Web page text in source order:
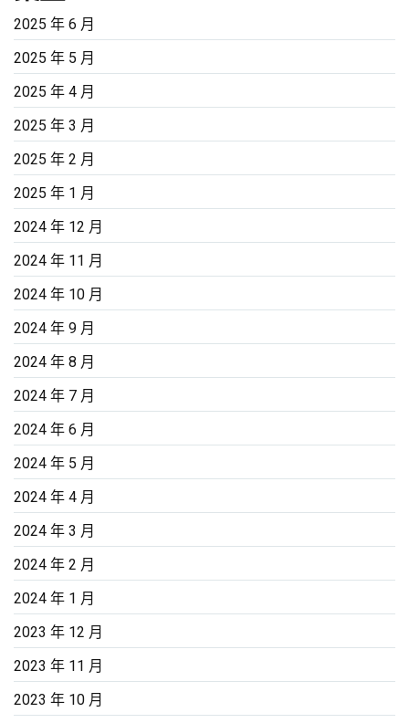
2025 年 6 月
2025 年 5 月
2025 年 4 月
2025 年 3 月
2025 年 2 月
2025 年 1 月
2024 年 12 月
2024 年 11 月
2024 年 10 月
2024 年 9 月
2024 年 8 月
2024 年 7 月
2024 年 6 月
2024 年 5 月
2024 年 4 月
2024 年 3 月
2024 年 2 月
2024 年 1 月
2023 年 12 月
2023 年 11 月
2023 年 10 月